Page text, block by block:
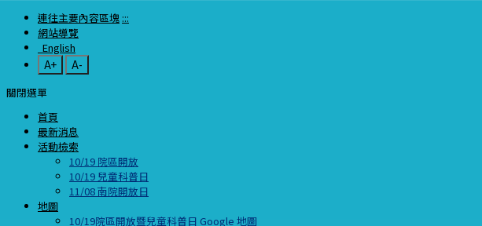
連往主要內容區塊 :::
網站導覽
English
A+
A-
關閉選單
首頁
最新消息
活動檢索
10/19 院區開放
10/19 兒童科普日
11/08 南院開放日
地圖
10/19院區開放暨兒童科普日 Google 地圖